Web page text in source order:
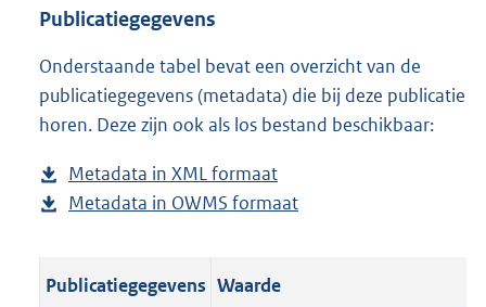
w
l
o
a
p
u
l
s
a
n
d
g
r
o
Publicatiegegevens
Onderstaande tabel bevat een overzicht van de
publicatiegegevens (metadata) die bij deze publicatie
horen. Deze zijn ook als los bestand beschikbaar:
Metadata in XML formaat
e
a
Metadata in OWMS formaat
Publicatiegegevens Waarde